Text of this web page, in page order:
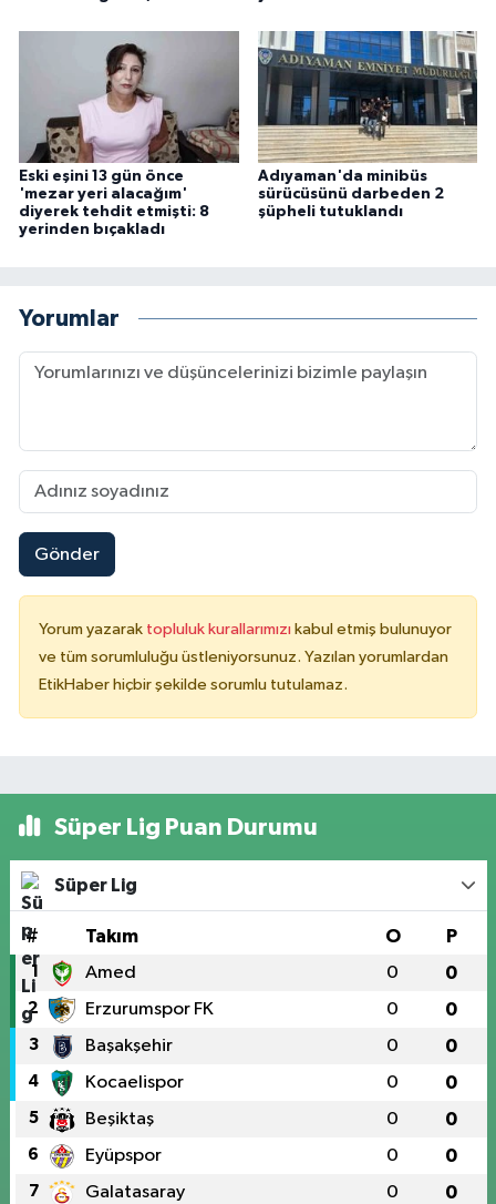
Eski eşini 13 gün önce
'mezar yeri alacağım'
diyerek tehdit etmişti: 8
yerinden bıçakladı
Adıyaman'da minibüs
sürücüsünü darbeden 2
şüpheli tutuklandı
Yorumlar
Gönder
Yorum yazarak topluluk kurallarımızı kabul etmiş bulunuyor
ve tüm sorumluluğu üstleniyorsunuz. Yazılan yorumlardan
EtikHaber hiçbir şekilde sorumlu tutulamaz.
Süper Lig Puan Durumu
Süper Lig
# Takım O P
1 Amed 0 0
2 Erzurumspor FK 0 0
3 Başakşehir 0 0
4 Kocaelispor 0 0
5 Beşiktaş 0 0
6 Eyüpspor 0 0
7 Galatasaray 0 0